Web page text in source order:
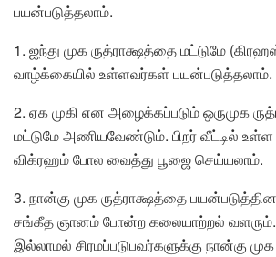
பயன்படுத்தலாம்.
1. ஐந்து முக ருத்ராக்ஷத்தை மட்டுமே
வாழ்க்கையில் உள்ளவர்கள் பயன்படுத்தலாம்.
2. ஏக முகி என அழைக்கப்படும் ஒருமுக
மட்டுமே அணியவேண்டும். பிறர் வீட்டில் உள்ள
விக்ரஹம் போல வைத்து பூஜை செய்யலாம்.
3. நான்கு முக ருத்ராக்ஷத்தை
சங்கீத ஞானம் போன்ற கலையாற்றல் வளரும்.
இல்லாமல் சிரமப்படுபவர்களுக்கு நான்கு